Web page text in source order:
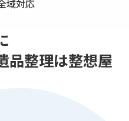
域対応
品整理は整想屋